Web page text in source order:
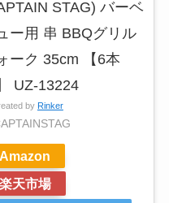
STAG) バーベ
ー用 串 BBQグリル
ーク 35cm 【6本
UZ-13224
by Rinker
Amazon
楽天市場